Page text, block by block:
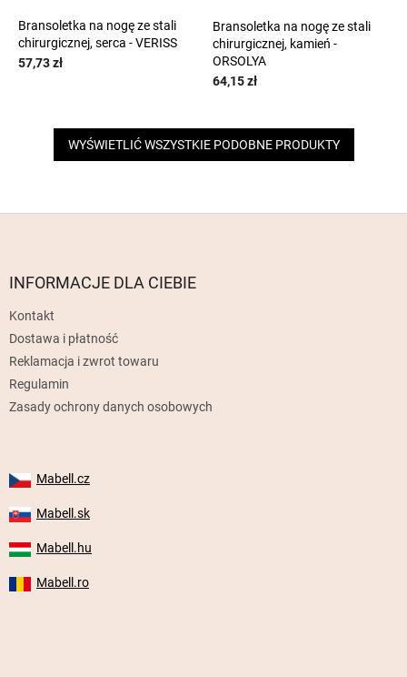
Bransoletka na nogę ze stali
chirurgicznej, serca - VERISS
57,73 zł
Bransoletka na nogę ze stali
chirurgicznej, kamień -
ORSOLYA
64,15 zł
WYŚWIETLIĆ WSZYSTKIE PODOBNE PRODUKTY
INFORMACJE DLA CIEBIE
Kontakt
Dostawa i płatność
Reklamacja i zwrot towaru
Regulamin
Zasady ochrony danych osobowych
Mabell.cz
Mabell.sk
Mabell.hu
Mabell.ro